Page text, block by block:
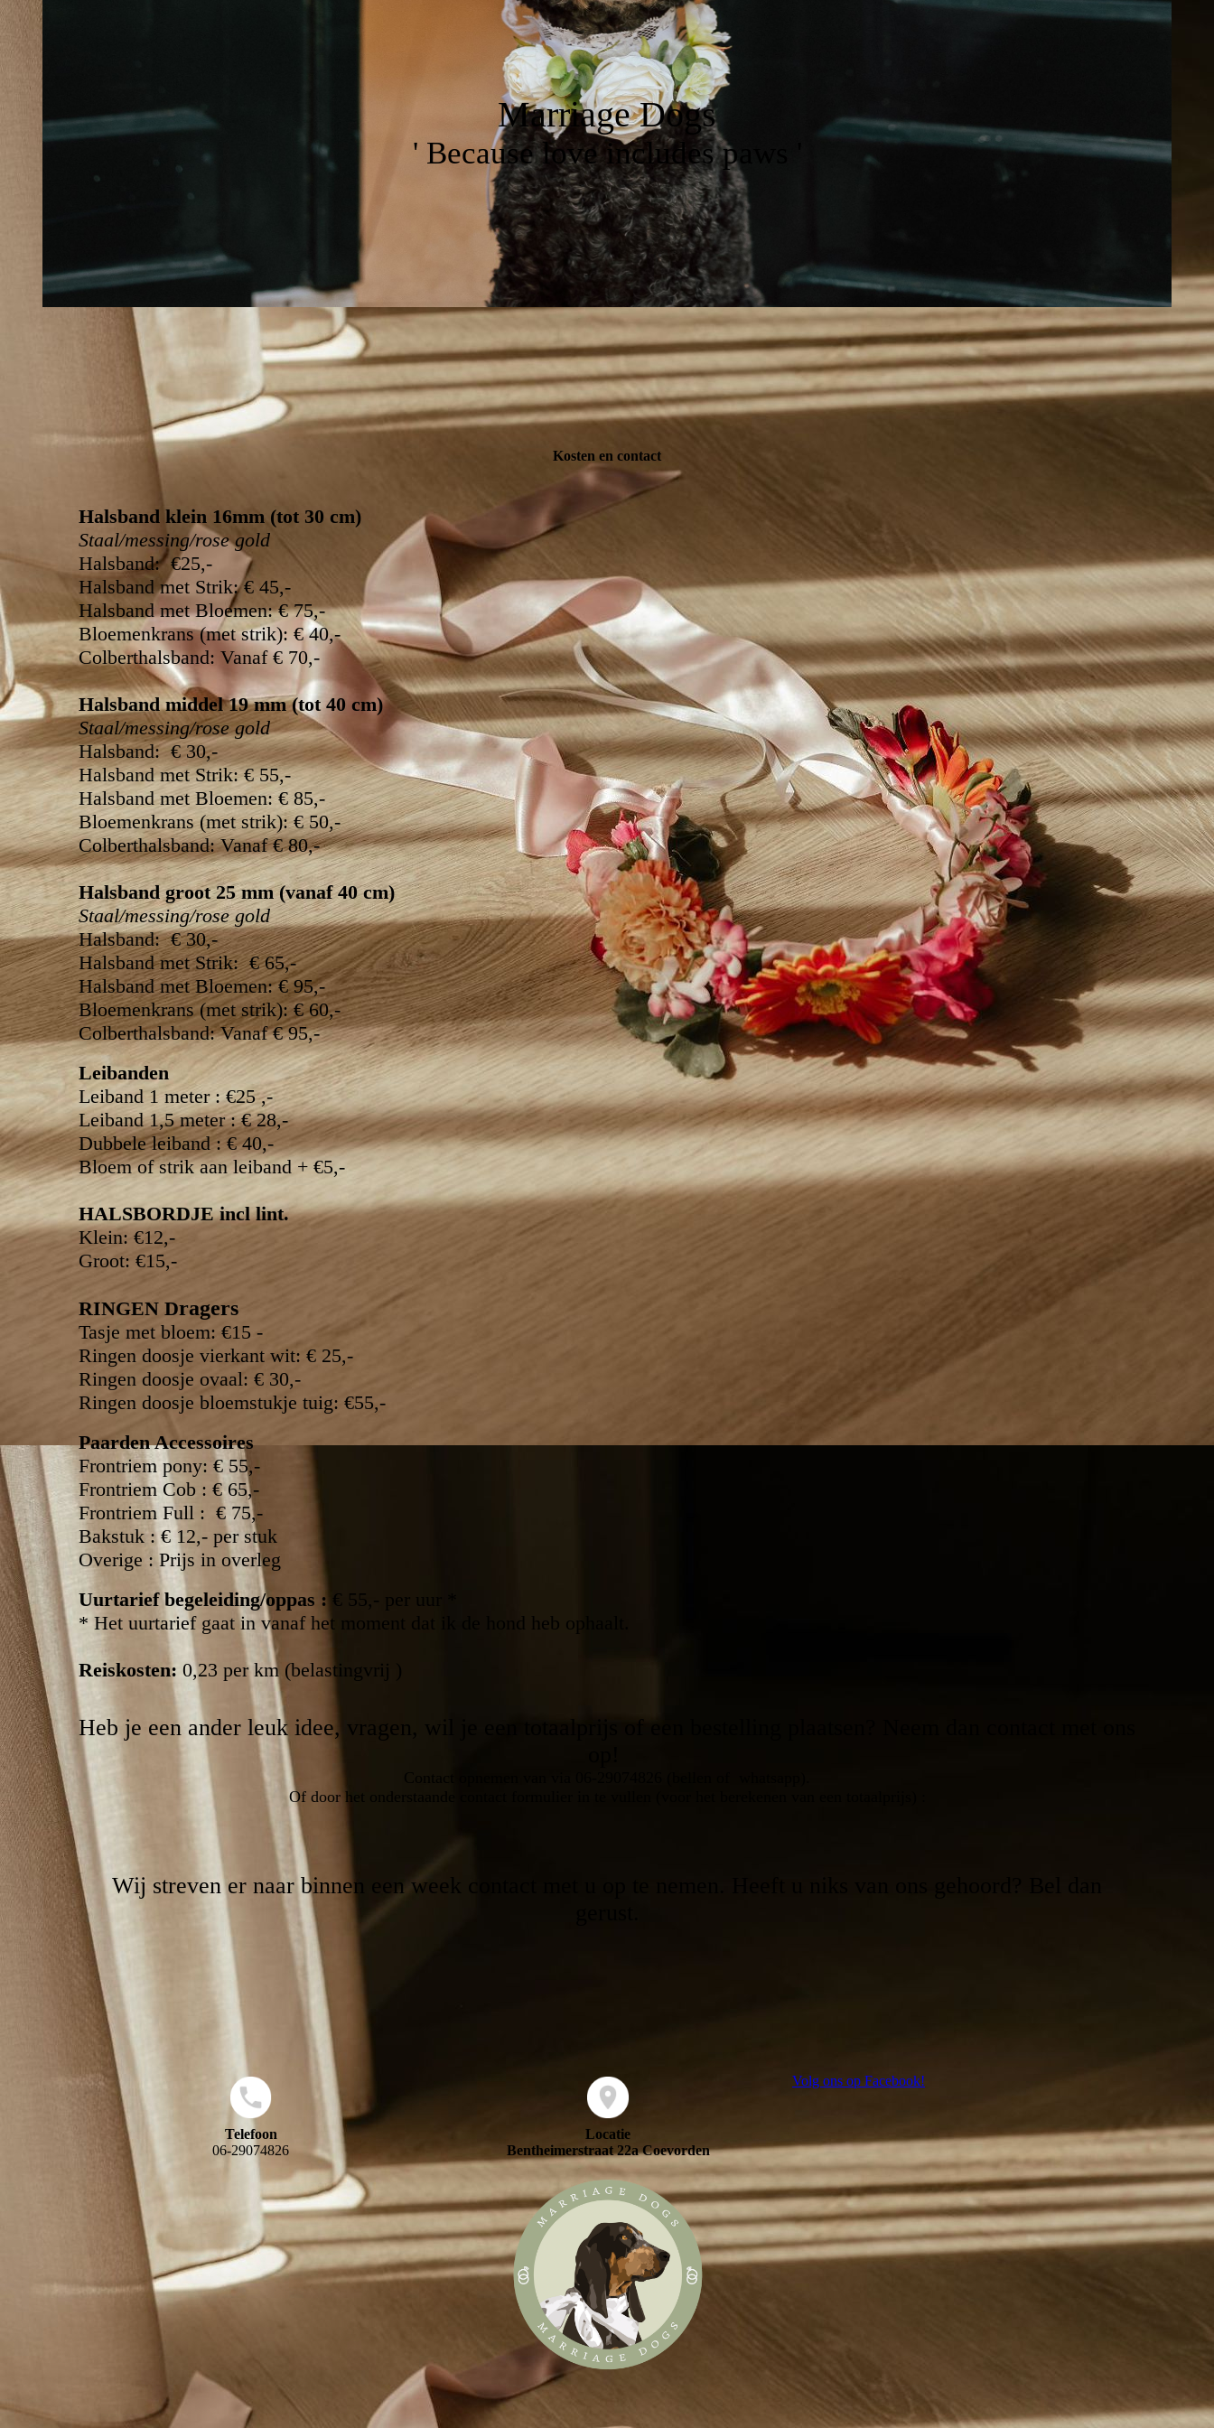
Marriage Dogs
' Because love includes paws '
Kosten en contact
Halsband klein 16mm (tot 30 cm)
Staal/messing/rose gold
Halsband: €25,-
Halsband met Strik: € 45,-
Halsband met Bloemen: € 75,-
Bloemenkrans (met strik): € 40,-
Colberthalsband: Vanaf € 70,-
Halsband middel 19 mm (tot 40 cm)
Staal/messing/rose gold
Halsband: € 30,-
Halsband met Strik: € 55,-
Halsband met Bloemen: € 85,-
Bloemenkrans (met strik): € 50,-
Colberthalsband: Vanaf € 80,-
Halsband groot 25 mm (vanaf 40 cm)
Staal/messing/rose gold
Halsband: € 30,-
Halsband met Strik: € 65,-
Halsband met Bloemen: € 95,-
Bloemenkrans (met strik): € 60,-
Colberthalsband: Vanaf € 95,-
Leibanden
Leiband 1 meter : €25 ,-
Leiband 1,5 meter : € 28,-
Dubbele leiband : € 40,-
Bloem of strik aan leiband + €5,-
HALSBORDJE incl lint.
Klein: €12,-
Groot: €15,-
RINGEN Dragers
Tasje met bloem: €15 -
Ringen doosje vierkant wit: € 25,-
Ringen doosje ovaal: € 30,-
Ringen doosje bloemstukje tuig: €55,-
Paarden Accessoires
Frontriem pony: € 55,-
Frontriem Cob : € 65,-
Frontriem Full : € 75,-
Bakstuk : € 12,- per stuk
Overige : Prijs in overleg
Uurtarief begeleiding/oppas : € 55,- per uur *
* Het uurtarief gaat in vanaf het moment dat ik de hond heb ophaalt.
Reiskosten: 0,23 per km (belastingvrij )
Heb je een ander leuk idee, vragen, wil je een totaalprijs of een bestelling plaatsen? Neem dan contact met ons
Of door het onderstaande contact formulier in te vullen (voor het berekenen van een totaalprijs) :
Wij streven er naar binnen een week contact met u op te nemen. Heeft u niks van ons gehoord? Bel dan
Telefoon
06-29074826
Locatie
Bentheimerstraat 22a Coevorden
Volg ons op Facebook!